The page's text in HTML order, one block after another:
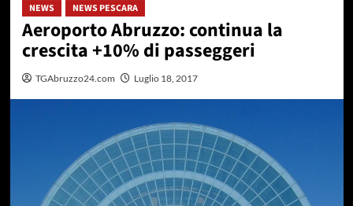
NEWS NEWS PESCARA
Aeroporto Abruzzo: continua la
crescita +10% di passeggeri
TGAbruzzo24.com Luglio 18, 2017